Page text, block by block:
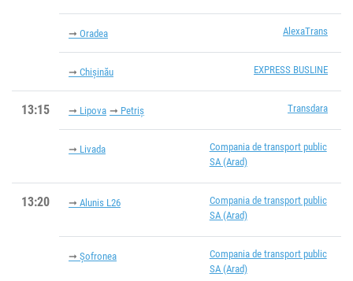
AlexaTrans
Oradea
EXPRESS BUSLINE
Chișinău
13:15 Transdara
Lipova Petriș
Compania de transport public
SA (Arad)
Livada
13:20
Compania de transport public
SA (Arad)
Alunis L26
Compania de transport public
SA (Arad)
Șofronea